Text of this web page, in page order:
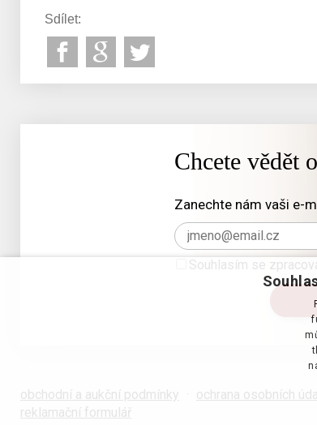
Sdílet:
Chcete vědět
Zanechte nám vaši e-
Souhlasím se
obchodní a aukční podmínky · ochrana osobních
reklamační formulář